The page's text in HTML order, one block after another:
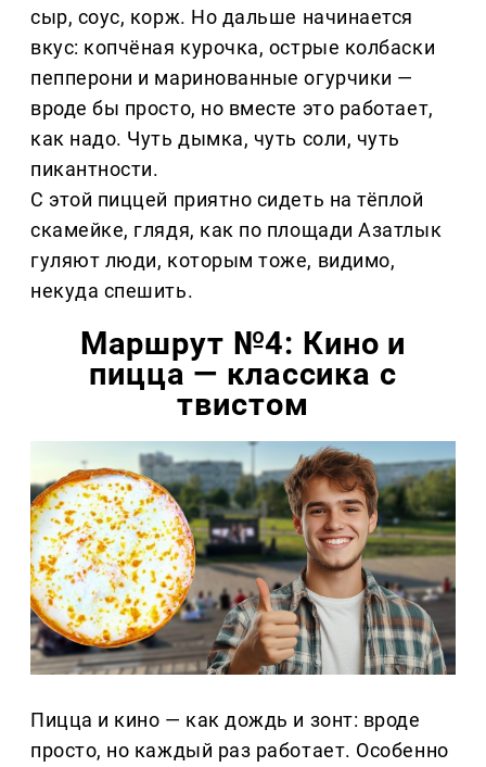
сыр, соус, корж. Но дальше начинается
вкус: копчёная курочка, острые колбаски
пепперони и маринованные огурчики —
вроде бы просто, но вместе это работает,
как надо. Чуть дымка, чуть соли, чуть
пикантности.
С этой пиццей приятно сидеть на тёплой
скамейке, глядя, как по площади Азатлык
гуляют люди, которым тоже, видимо,
некуда спешить.
Маршрут №4: Кино и
пицца — классика с
твистом
Пицца и кино — как дождь и зонт: вроде
просто, но каждый раз работает. Особенно